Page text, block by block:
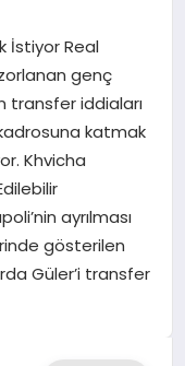
İstiyor Real
genç
transfer iddiaları
katmak
Khvicha
ayrılması
gösterilen
Güler’i transfer